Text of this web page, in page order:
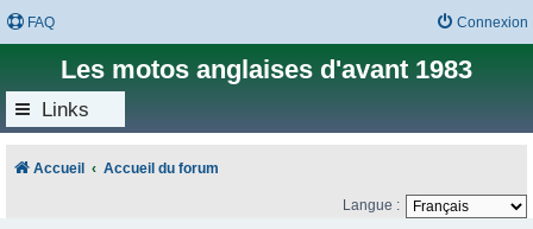
FAQ Connexion
Les motos anglaises d'avant 1983
Links
Accueil Accueil du forum
Langue :